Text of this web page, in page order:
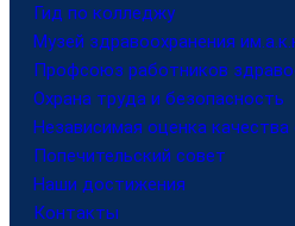
Гид по колледжу
Музей здравоохранения
Профсоюз работников
Охрана труда и безопасность
Независимая оценка качества
Попечительский совет
Наши достижения
Контакты